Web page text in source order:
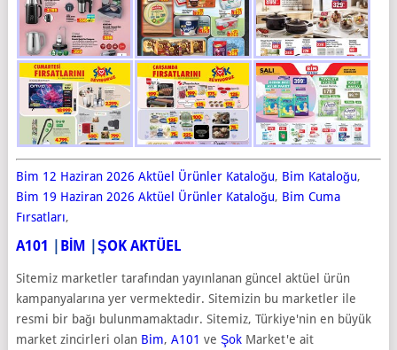
Bim 12 Haziran 2026 Aktüel Ürünler Kataloğu, Bim Kataloğu,
Bim 19 Haziran 2026 Aktüel Ürünler Kataloğu, Bim Cuma
Fırsatları,
A101 BİM ŞOK AKTÜEL
Sitemiz marketler tarafından yayınlanan güncel aktüel ürün
kampanyalarına yer vermektedir. Sitemizin bu marketler ile
resmi bir bağı bulunmamaktadır. Sitemiz, Türkiye'nin en büyük
market zincirleri olan Bim, A101 ve ŞokMarket'e ait